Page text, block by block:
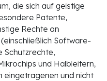
die sich auf geistige
Patente,
Rechte an
Software-
Schutzrechte,
und Halbleitern,
eingetragenen und nicht